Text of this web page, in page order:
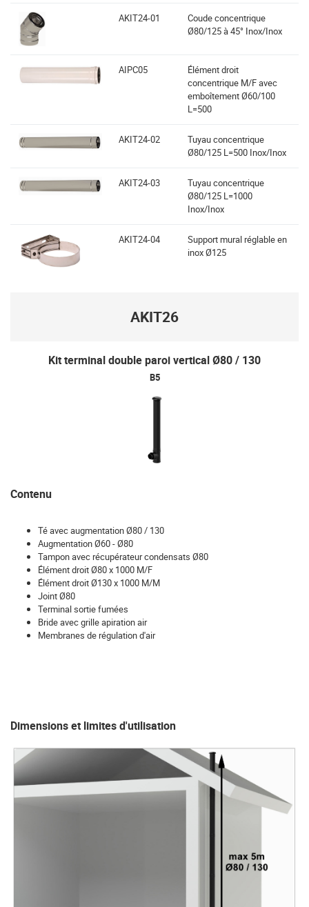
AKIT24-01
Coude concentrique
Ø80/125 à 45° Inox/Inox
AIPC05
Élément droit
concentrique M/F avec
emboîtement Ø60/100
L=500
AKIT24-02
Tuyau concentrique
Ø80/125 L=500 Inox/Inox
AKIT24-03
Tuyau concentrique
Ø80/125 L=1000
Inox/Inox
AKIT24-04
Support mural réglable en
inox Ø125
AKIT26
Kit terminal double paroi vertical Ø80 / 130
B5
Contenu
Té avec augmentation Ø80 / 130
Augmentation Ø60 - Ø80
Tampon avec récupérateur condensats Ø80
Élément droit Ø80 x 1000 M/F
Élément droit Ø130 x 1000 M/M
Joint Ø80
Terminal sortie fumées
Bride avec grille apiration air
Membranes de régulation d'air
Dimensions et limites d'utilisation